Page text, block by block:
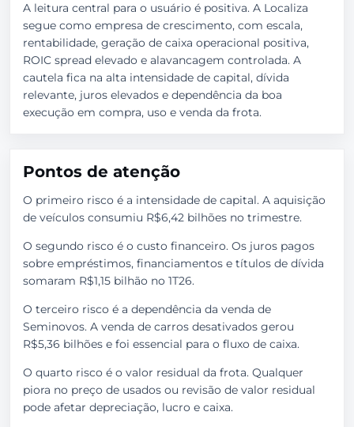
A leitura central para o usuário é positiva. A Localiza
segue como empresa de crescimento, com escala,
rentabilidade, geração de caixa operacional positiva,
ROIC spread elevado e alavancagem controlada. A
cautela fica na alta intensidade de capital, dívida
relevante, juros elevados e dependência da boa
execução em compra, uso e venda da frota.
Pontos de atenção
O primeiro risco é a intensidade de capital. A aquisição
de veículos consumiu R$6,42 bilhões no trimestre.
O segundo risco é o custo financeiro. Os juros pagos
sobre empréstimos, financiamentos e títulos de dívida
somaram R$1,15 bilhão no 1T26.
O terceiro risco é a dependência da venda de
Seminovos. A venda de carros desativados gerou
R$5,36 bilhões e foi essencial para o fluxo de caixa.
O quarto risco é o valor residual da frota. Qualquer
piora no preço de usados ou revisão de valor residual
pode afetar depreciação, lucro e caixa.